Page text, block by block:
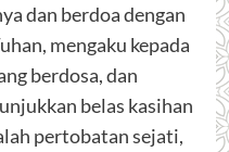
dan berdoa dengan
mengaku kepada
berdosa, dan
belas kasihan
pertobatan sejati,